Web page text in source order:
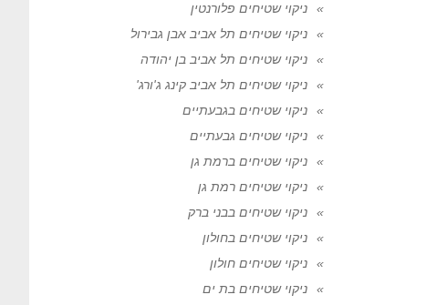
ניקוי שטיחים פלורנטין
ניקוי שטיחים תל אביב אבן גבירול
ניקוי שטיחים תל אביב בן יהודה
ניקוי שטיחים תל אביב קינג ג'ורג'
ניקוי שטיחים בגבעתיים
ניקוי שטיחים גבעתיים
ניקוי שטיחים ברמת גן
ניקוי שטיחים רמת גן
ניקוי שטיחים בבני ברק
ניקוי שטיחים בחולון
ניקוי שטיחים חולון
ניקוי שטיחים בת ים